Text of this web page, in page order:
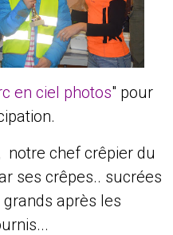
en ciel photos" pour
notre chef crêpier du
ses crêpes.. sucrées
après les